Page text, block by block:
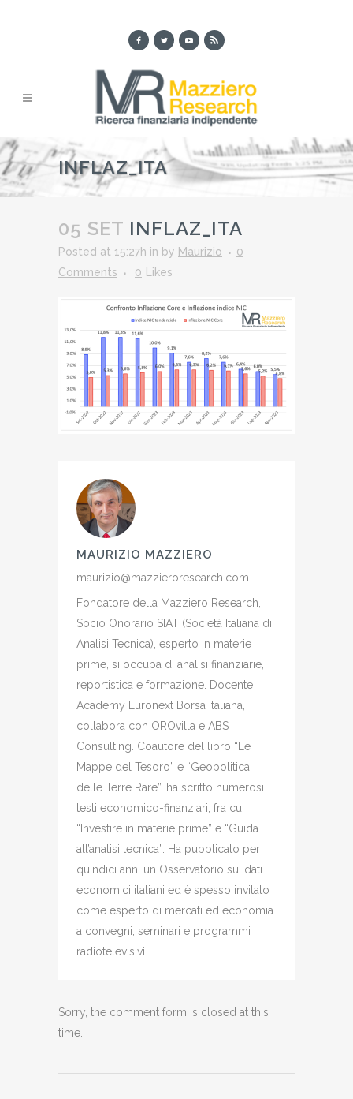
INFLAZ_ITA
05 SET INFLAZ_ITA
Posted at 15:27h in by Maurizio
0
Comments
0 Likes
MAURIZIO MAZZIERO
maurizio@mazzieroresearch.com
Fondatore della Mazziero Research,
Socio Onorario SIAT (Società Italiana di
Analisi Tecnica), esperto in materie
prime, si occupa di analisi finanziarie,
reportistica e formazione. Docente
Academy Euronext Borsa Italiana,
collabora con OROvilla e ABS
Consulting. Coautore del libro “Le
Mappe del Tesoro” e “Geopolitica
delle Terre Rare”, ha scritto numerosi
testi economico-finanziari, fra cui
“Investire in materie prime” e “Guida
all’analisi tecnica”. Ha pubblicato per
quindici anni un Osservatorio sui dati
economici italiani ed è spesso invitato
come esperto di mercati ed economia
a convegni, seminari e programmi
radiotelevisivi.
Sorry, the comment form is closed at this
time.